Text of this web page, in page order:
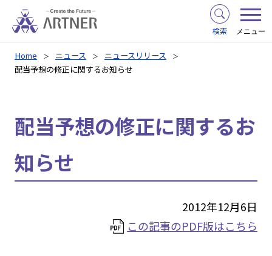
検索 メニュー
Home ニュース
ニュースリリース
配当予想の修正に関するお知らせ
配当予想の修正に関するお
知らせ
2012年12月6日
この記事のPDF版はこちら